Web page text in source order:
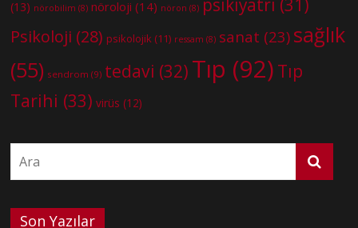
(13) nörobilim (8) nöroloji (14) nöron (8) psikiyatri (31)
Psikoloji (28) psikolojik (11) ressam (8) sanat (23) sağlık
(55) sendrom (9) tedavi (32) Tıp (92) Tıp
Tarihi (33) virüs (12)
Son Yazılar